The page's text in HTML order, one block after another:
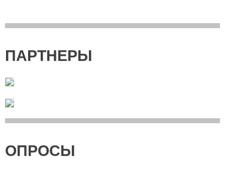
ПАРТНЕРЫ
ОПРОСЫ